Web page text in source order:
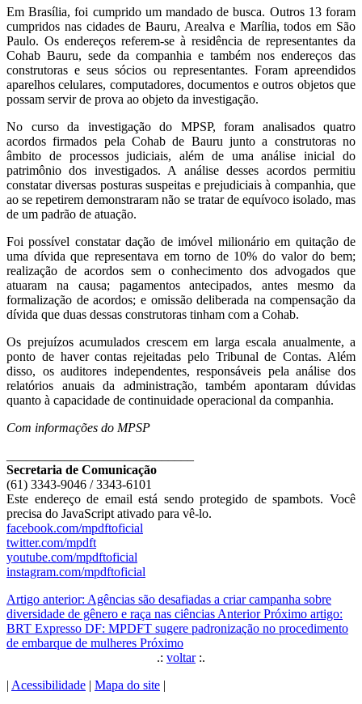
Em Brasília, foi cumprido um mandado de busca. Outros 13 foram
cumpridos nas cidades de Bauru, Arealva e Marília, todos em São
Paulo. Os endereços referem-se à residência de representantes da
Cohab Bauru, sede da companhia e também nos endereços das
construtoras e seus sócios ou representantes. Foram apreendidos
aparelhos celulares, computadores, documentos e outros objetos que
possam servir de prova ao objeto da investigação.
No curso da investigação do MPSP, foram analisados quatro
acordos firmados pela Cohab de Bauru junto a construtoras no
âmbito de processos judiciais, além de uma análise inicial do
patrimônio dos investigados. A análise desses acordos permitiu
constatar diversas posturas suspeitas e prejudiciais à companhia, que
ao se repetirem demonstraram não se tratar de equívoco isolado, mas
de um padrão de atuação.
Foi possível constatar dação de imóvel milionário em quitação de
uma dívida que representava em torno de 10% do valor do bem;
realização de acordos sem o conhecimento dos advogados que
atuaram na causa; pagamentos antecipados, antes mesmo da
formalização de acordos; e omissão deliberada na compensação da
dívida que duas dessas construtoras tinham com a Cohab.
Os prejuízos acumulados crescem em larga escala anualmente, a
ponto de haver contas rejeitadas pelo Tribunal de Contas. Além
disso, os auditores independentes, responsáveis pela análise dos
relatórios anuais da administração, também apontaram dúvidas
quanto à capacidade de continuidade operacional da companhia.
Com informações do MPSP
Secretaria de Comunicação
(61) 3343-9046 / 3343-6101
Este endereço de email está sendo protegido de spambots. Você
precisa do JavaScript ativado para vê-lo.
facebook.com/mpdftoficial
twitter.com/mpdft
youtube.com/mpdftoficial
instagram.com/mpdftoficial
Artigo anterior: Agências são desafiadas a criar campanha sobre
diversidade de gênero e raça nas ciências Anterior Próximo artigo:
BRT Expresso DF: MPDFT sugere padronização no procedimento
de embarque de mulheres Próximo
.: voltar:.
| Acessibilidade | Mapa do site |